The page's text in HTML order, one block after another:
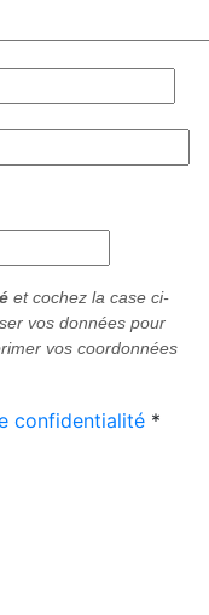
et cochez la case ci-
vos données pour
vos coordonnées
confidentialité *